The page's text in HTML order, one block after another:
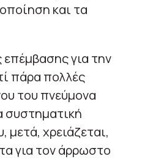
και τα
επέμβασης για την
πάρα πολλές
του πνεύμονα
συστηματική
μετά, χρειάζεται,
για τον άρρωστο